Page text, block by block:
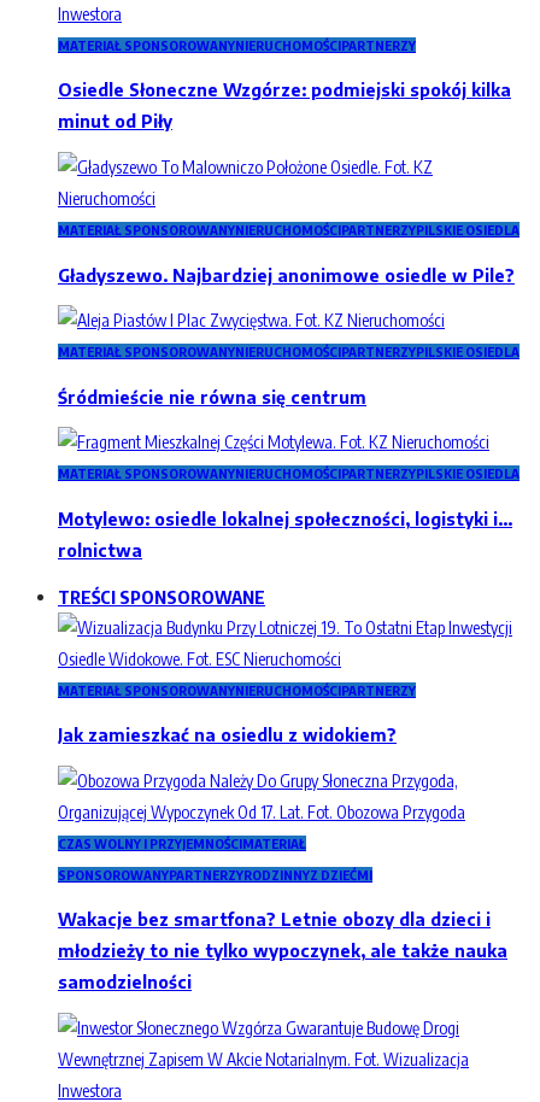
MATERIAŁ SPONSOROWANYNIERUCHOMOŚCIPARTNERZY
Osiedle Słoneczne Wzgórze: podmiejski spokój kilka
minut od Piły
MATERIAŁ SPONSOROWANYNIERUCHOMOŚCIPARTNERZYPILSKIE OSIEDLA
Gładyszewo. Najbardziej anonimowe osiedle w Pile?
MATERIAŁ SPONSOROWANYNIERUCHOMOŚCIPARTNERZYPILSKIE OSIEDLA
Śródmieście nie równa się centrum
MATERIAŁ SPONSOROWANYNIERUCHOMOŚCIPARTNERZYPILSKIE OSIEDLA
Motylewo: osiedle lokalnej społeczności, logistyki i…
rolnictwa
TREŚCI SPONSOROWANE
MATERIAŁ SPONSOROWANYNIERUCHOMOŚCIPARTNERZY
Jak zamieszkać na osiedlu z widokiem?
CZAS WOLNY I PRZYJEMNOŚCIMATERIAŁ
SPONSOROWANYPARTNERZYRODZINNYZ DZIEĆMI
Wakacje bez smartfona? Letnie obozy dla dzieci i
młodzieży to nie tylko wypoczynek, ale także nauka
samodzielności